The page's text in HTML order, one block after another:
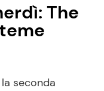
The
seconda